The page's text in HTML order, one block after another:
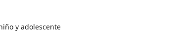
y adolescente